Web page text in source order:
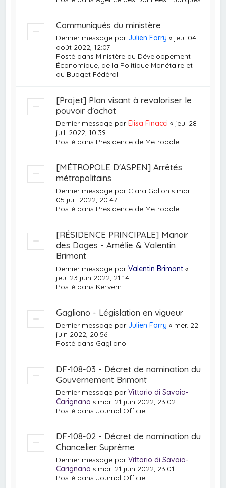
Communiqués du ministère
Dernier message par Julien Farry « jeu. 04
août 2022, 12:07
Posté dans Ministère du Développement
Économique, de la Politique Monétaire et
du Budget Fédéral
[Projet] Plan visant à revaloriser le
pouvoir d'achat
Dernier message parElisa Finacci « jeu. 28
juil. 2022, 10:39
Posté dans Présidence de Métropole
[MÉTROPOLE D'ASPEN] Arrêtés
métropolitains
Dernier message par Ciara Gallon « mar.
05 juil. 2022, 20:47
Posté dans Présidence de Métropole
[RÉSIDENCE PRINCIPALE] Manoir
des Doges - Amélie & Valentin
Brimont
Dernier message parValentin Brimont «
jeu. 23 juin 2022, 21:14
Posté dans Kervern
Gagliano - Législation en vigueur
Dernier message par Julien Farry « mer. 22
juin 2022, 20:56
Posté dans Gagliano
DF-108-03 - Décret de nomination du
Gouvernement Brimont
Dernier message parVittorio di Savoia-
Carignano « mar. 21 juin 2022, 23:02
Posté dans Journal Officiel
DF-108-02 - Décret de nomination du
Chancelier Suprême
Dernier message parVittorio di Savoia-
Carignano « mar. 21 juin 2022, 23:01
Posté dans Journal Officiel